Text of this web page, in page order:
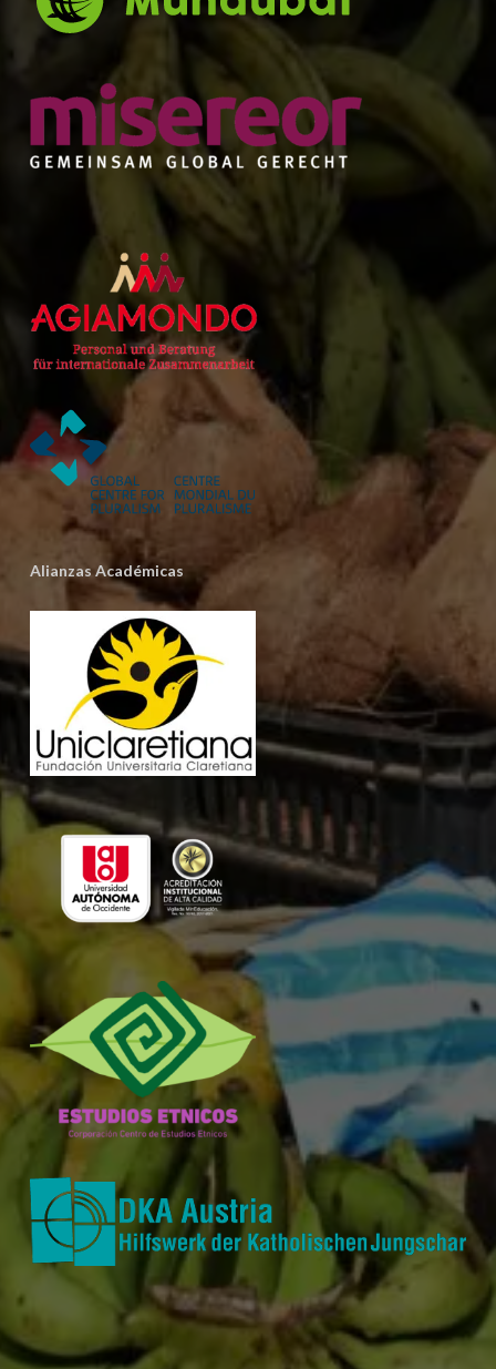
Alianzas Académicas